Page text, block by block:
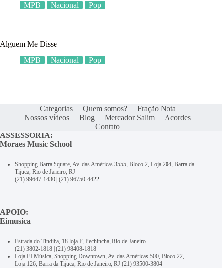
MPB
Nacional Pop
Alguem Me Disse
MPB
Nacional Pop
Categorias Quem somos?
Fração Nota
Nossos vídeos
Blog Mercador Salim
Acordes
Contato
ASSESSORIA:
Moraes Music School
Shopping Barra Square, Av. das Américas 3555, Bloco 2, Loja 204, Barra da
Tijuca, Rio de Janeiro, RJ
(21) 99647-1430 (21) 96750-4422
APOIO:
Eimusica
Estrada do Tindiba, 18 loja F, Pechincha, Rio de Janeiro
(21) 3802-1818 (21) 98408-1818
Loja EI Música, Shopping Downtown, Av. das Américas 500, Bloco 22,
Loja 126, Barra da Tijuca, Rio de Janeiro, RJ (21) 93500-3804